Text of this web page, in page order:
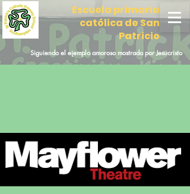
Escuela primaria
católica de San
Patricio
Siguiendo el ejemplo amoroso mostrado por Jesucristo